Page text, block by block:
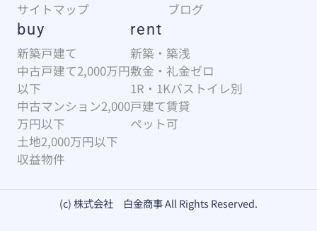
サイトマップ
ブログ
buy
新築戸建て
中古戸建て2,000万円
以下
中古マンション2,000
万円以下
土地2,000万円以下
収益物件
rent
新築・築浅
敷金・礼金ゼロ
1R・1Kバストイレ別
戸建て賃貸
ペット可
(c) 株式会社 白金商事 All Rights Reserved.